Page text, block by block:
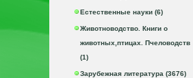
Естественные науки (6)
Животноводство. Книги о
животных,птицах. Пчеловодств
(1)
Зарубежная литература (3676)